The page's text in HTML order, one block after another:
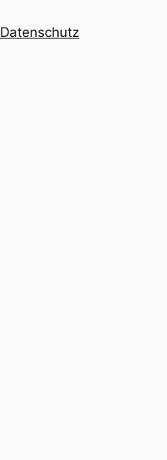
Datenschutz